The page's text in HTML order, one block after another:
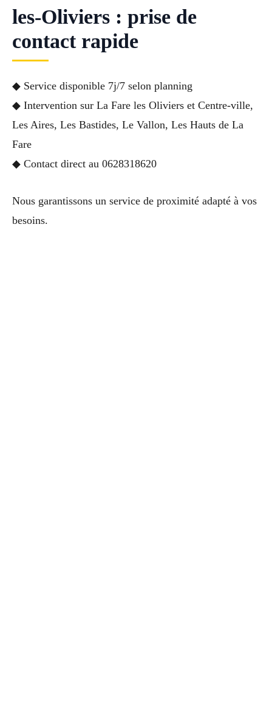
les-Oliviers : prise de
contact rapide
◆ Service disponible 7j/7 selon planning
◆ Intervention sur La Fare les Oliviers et Centre-ville,
Les Aires, Les Bastides, Le Vallon, Les Hauts de La
Fare
◆ Contact direct au 0628318620
Nous garantissons un service de proximité adapté à vos
besoins.